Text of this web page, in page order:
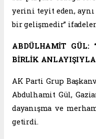
yerini teyit eden, aynı
bir gelişmedir”
ABDÜLHAMİT GÜL:
BİRLİK ANLAYIŞIYLA
AK Parti Grup
Abdulhamit Gül,
dayanışma ve
getirdi.